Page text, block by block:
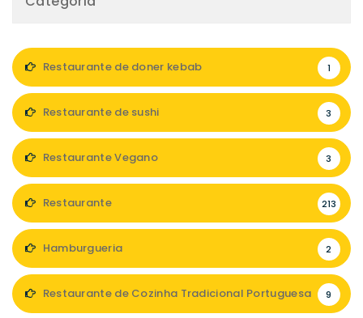
Restaurante de doner kebab 1
Restaurante de sushi 3
Restaurante Vegano 3
Restaurante 213
Hamburgueria 2
Restaurante de Cozinha Tradicional Portuguesa 9